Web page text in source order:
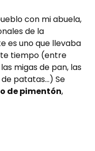
con mi abuela,
de la
es uno que llevaba
tiempo (entre
migas de pan, las
patatas…) Se
de pimentón,